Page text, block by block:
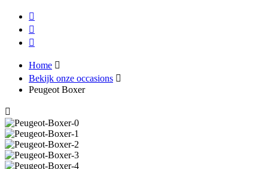
Home
Bekijk onze occasions
Peugeot Boxer